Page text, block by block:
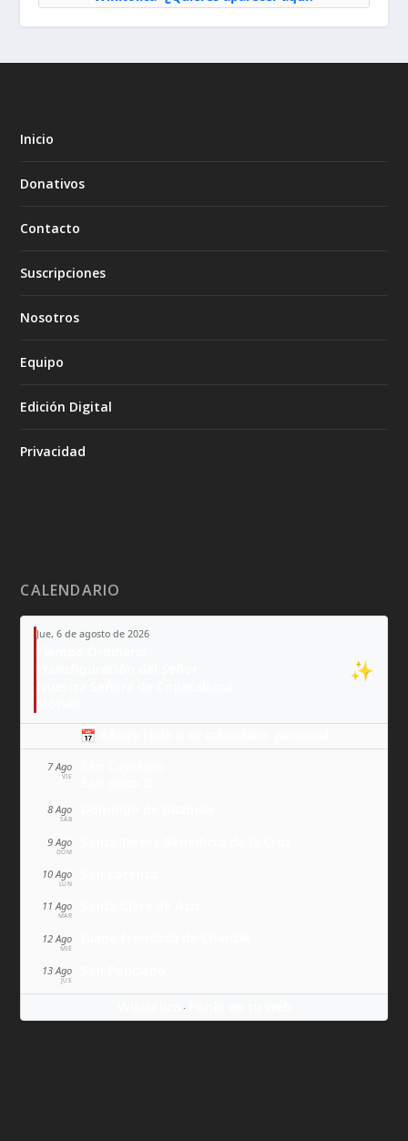
Inicio
Donativos
Contacto
Suscripciones
Nosotros
Equipo
Edición Digital
Privacidad
CALENDARIO
Jue, 6 de agosto de 2026
✨
📅 Añade todo a tu calendario personal
7 Ago
VIE
8 Ago
SÁB
9 Ago
DOM
10 Ago
LUN
11 Ago
MAR
12 Ago
MIÉ
13 Ago
JUE
·